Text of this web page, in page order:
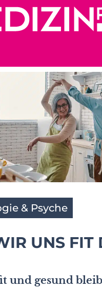
& Psyche
UNS FIT
und gesund